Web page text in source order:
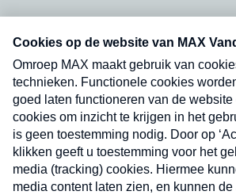
nieuwsbrief. Elke vrijdag- en
uw mailbox.